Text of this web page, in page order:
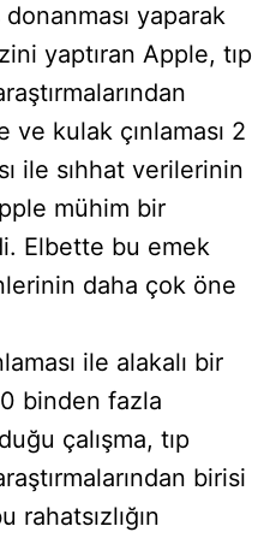
yaparak
yaptıran Apple, tıp
ve kulak çınlaması 2
ile sıhhat verilerinin
mühim bir
Elbette bu emek
daha çok öne
ile alakalı bir
binden fazla
çalışma, tıp
birisi